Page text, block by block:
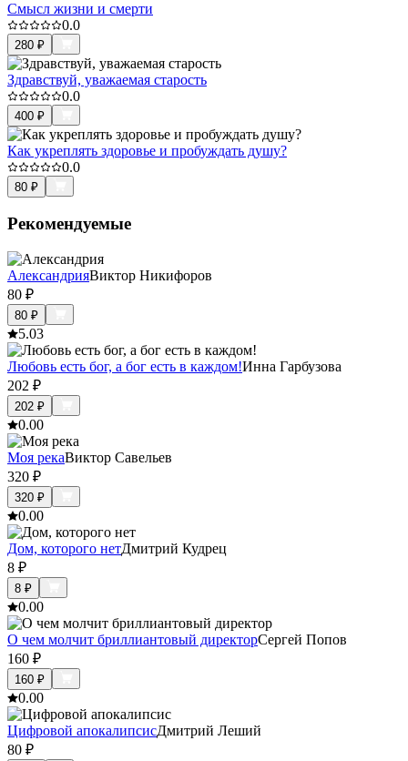
Смысл жизни и смерти
0.0
280 ₽
Здравствуй, уважаемая старость
0.0
400 ₽
Как укреплять здоровье и пробуждать душу?
0.0
80 ₽
Рекомендуемые
АлександрияВиктор Никифоров
80 ₽
80 ₽
5.03
Любовь есть бог, а бог есть в каждом!Инна Гарбузова
202 ₽
202 ₽
0.00
Моя рекаВиктор Савельев
320 ₽
320 ₽
0.00
Дом, которого нетДмитрий Кудрец
8 ₽
8 ₽
0.00
О чем молчит бриллиантовый директорСергей Попов
160 ₽
160 ₽
0.00
Цифровой апокалипсисДмитрий Леший
80 ₽